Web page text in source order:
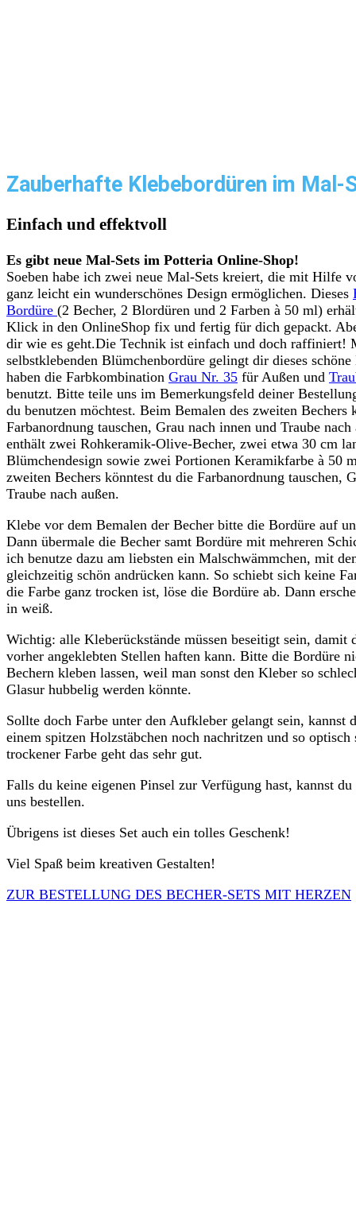
Zauberhafte Klebebordüren im Mal-
Einfach und effektvoll
Es gibt neue Mal-Sets im Potteria Online-Shop!
Soeben habe ich zwei neue Mal-Sets kreiert, die mit Hilfe
ganz leicht ein wunderschönes Design ermöglichen. Dieses
Bordüre (2 Becher, 2 Blordüren und 2 Farben à 50 ml)
Klick in den OnlineShop fix und fertig für dich gepackt.
dir wie es geht.Die Technik ist einfach und doch raffiniert!
selbstklebenden Blümchenbordüre gelingt dir dieses
haben die Farbkombination Grau Nr. 35 für Außen und
benutzt. Bitte teile uns im Bemerkungsfeld deiner
du benutzen möchtest. Beim Bemalen des zweiten Bechers
Farbanordnung tauschen, Grau nach innen und Traube
enthält zwei Rohkeramik-Olive-Becher, zwei etwa 30 cm
Blümchendesign sowie zwei Portionen Keramikfarbe à 50
zweiten Bechers könntest du die Farbanordnung tauschen,
Traube nach außen.
Klebe vor dem Bemalen der Becher bitte die Bordüre auf
Dann übermale die Becher samt Bordüre mit mehreren
ich benutze dazu am liebsten ein Malschwämmchen, mit
gleichzeitig schön andrücken kann. So schiebt sich keine
die Farbe ganz trocken ist, löse die Bordüre ab. Dann
in weiß.
Wichtig: alle Kleberückstände müssen beseitigt sein, damit
vorher angeklebten Stellen haften kann. Bitte die Bordüre
Bechern kleben lassen, weil man sonst den Kleber so
Glasur hubbelig werden könnte.
Sollte doch Farbe unter den Aufkleber gelangt sein, kannst
einem spitzen Holzstäbchen noch nachritzen und so optisch
trockener Farbe geht das sehr gut.
Falls du keine eigenen Pinsel zur Verfügung hast, kannst du
uns bestellen.
Übrigens ist dieses Set auch ein tolles Geschenk!
Viel Spaß beim kreativen Gestalten!
ZUR BESTELLUNG DES BECHER-SETS MIT HERZEN